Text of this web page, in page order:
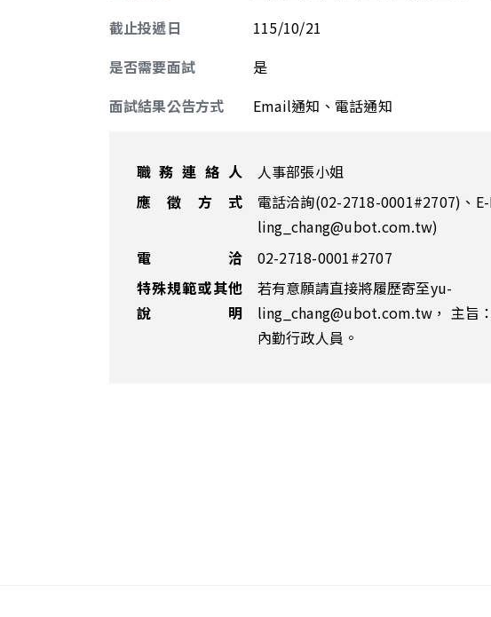
截止投遞日
115/10/21
是否需要面試
是
面試結果公告方式
Email通知、電話通知
職務連絡人
人事部張小姐
應徵方式
電話洽詢(02-2718-0001#2707)、
ling_chang@ubot.com.tw)
電 洽
02-2718-0001#2707
特殊規範或其他
說明
若有意願請直接將履歷寄至yu-
ling_chang@ubot.com.tw， 主旨
內勤行政人員。